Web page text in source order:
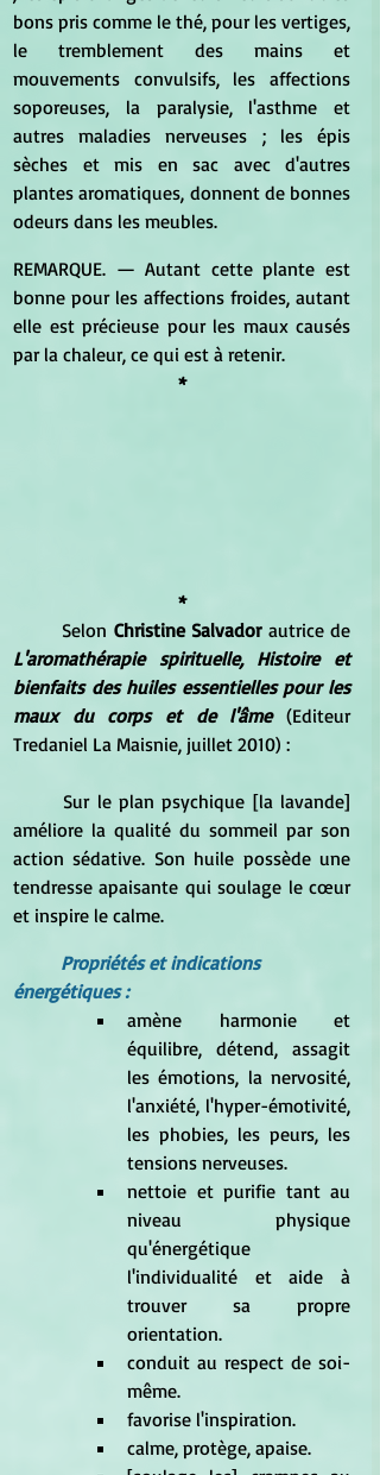
bons pris comme le thé, pour les vertiges,
le tremblement des mains et
mouvements convulsifs, les affections
soporeuses, la paralysie, l'asthme et
autres maladies nerveuses ; les épis
sèches et mis en sac avec d'autres
plantes aromatiques, donnent de bonnes
odeurs dans les meubles.
REMARQUE. — Autant cette plante est
bonne pour les affections froides, autant
elle est précieuse pour les maux causés
par la chaleur, ce qui est à retenir.
*
*
	Selon
Christine Salvador
L'aromathérapie spirituelle, Histoire et
bienfaits des huiles essentielles pour les
maux du corps et de l'âme (Editeur
Tredaniel La Maisnie, juillet 2010) :
améliore la qualité du sommeil par son
action sédative. Son huile possède une
tendresse apaisante qui soulage le cœur
et inspire le calme.
Propriétés et indications
énergétiques :
amène harmonie et
équilibre, détend, assagit
les émotions, la nervosité,
l'anxiété, l'hyper-émotivité,
les phobies, les peurs, les
tensions nerveuses.
nettoie et purifie tant au
niveau physique
qu'énergétique
l'individualité et aide à
trouver sa propre
orientation.
conduit au respect de soi-
même.
favorise l'inspiration.
calme, protège, apaise.